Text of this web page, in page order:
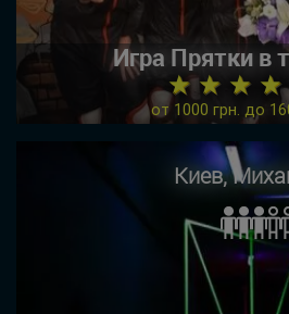
Игра Прятки в
★ ★ ★
от 1000 грн. до
Киев,